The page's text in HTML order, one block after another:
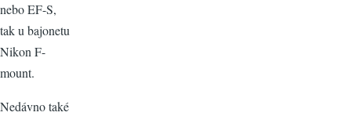
nebo EF-S,
tak u bajonetu
Nikon F-
mount.
Nedávno také